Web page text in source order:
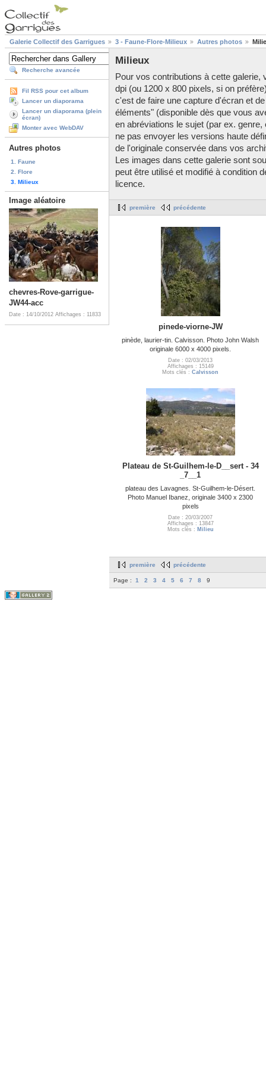
Galerie Collectif des Garrigues 3 - Faune-Flore-Milieux Autres photos
Recherche avancée
Fil RSS pour cet album
Lancer un diaporama
Lancer un diaporama (plein
écran)
Monter avec WebDAV
Autres photos
1. Faune
2. Flore
3. Milieux
Image aléatoire
chevres-Rove-garrigue-
JW44-acc
Date : 14/10/2012 Affichages : 11833
Milieux
Pour vos contributions à cette
dpi (ou 1200 x 800 pixels, si on
c'est de faire une capture d'écran et
éléments" (disponible dès que vous
en abréviations le sujet (par ex.
ne pas envoyer les versions haute
de l'originale conservée dans vos
Les images dans cette galerie sont
peut être utilisé et modifié à condition
licence.
première précédente
pinede-viorne-JW
pinède, laurier-tin. Calvisson. Photo John Walsh
originale 6000 x 4000 pixels.
Date : 02/03/2013
Affichages : 15149
Mots clés : Calvisson
Plateau de St-Guilhem-le-D__sert - 34
_7__1
plateau des Lavagnes. St-Guilhem-le-Désert.
Photo Manuel Ibanez, originale 3400 x 2300
pixels
Date : 20/03/2007
Affichages : 13847
Mots clés : Milieu
première précédente
Page : 1 2 3 4 5 6 7 8 9